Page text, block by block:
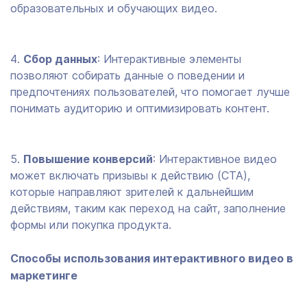
образовательных и обучающих видео.
Сбор данных: Интерактивные элементы
позволяют собирать данные о поведении и
предпочтениях пользователей, что помогает лучше
понимать аудиторию и оптимизировать контент.
Повышение конверсий: Интерактивное видео
может включать призывы к действию (CTA),
которые направляют зрителей к дальнейшим
действиям, таким как переход на сайт, заполнение
формы или покупка продукта.
Способы использования интерактивного видео в
маркетинге